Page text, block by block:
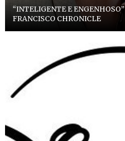
“INTELIGENTE E
FRANCISCO CHRONICLE